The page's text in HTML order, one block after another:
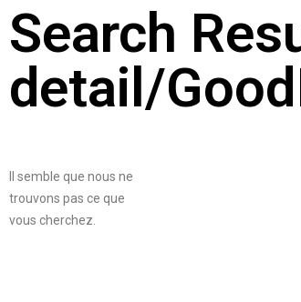
Search
detail/
Il semble que nous ne
trouvons pas ce que
vous cherchez.